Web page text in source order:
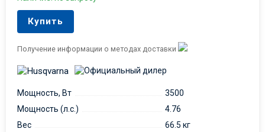
Купить
Получение информации о методах доставки
Мощность, Вт
3500
Мощность (л.с.)
4.76
Вес
66.5 кг